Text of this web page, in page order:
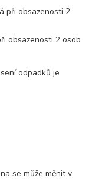
rezervovat
při obsazenosti 2
obsazenosti 2 osob
odpadků je
se může měnit v